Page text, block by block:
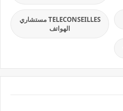
TELECONSEILLES مستشاري
الهواتف